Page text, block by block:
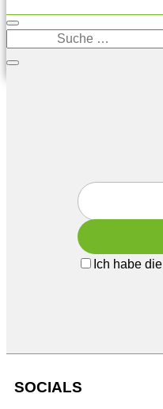
Ich habe die
SOCIALS